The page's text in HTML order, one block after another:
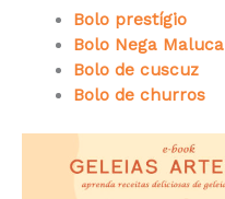
Bolo prestígio
Bolo Nega Maluca
Bolo de cuscuz
Bolo de churros